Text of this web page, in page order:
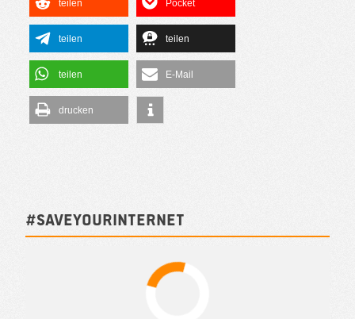
teilen Pocket
teilen teilen
teilen E-Mail
drucken
#SAVEYOURINTERNET